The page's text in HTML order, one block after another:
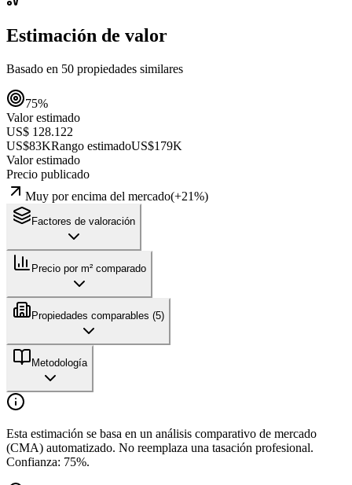
Estimación de valor
Basado en 50 propiedades similares
75%
Valor estimado
US$ 128.122
US$83KRango estimadoUS$179K
Valor estimado
Precio publicado
Muy por encima del mercado(+21%)
Factores de valoración
Precio por m² comparado
Propiedades comparables (5)
Metodología
Esta estimación se basa en un análisis comparativo de mercado
(CMA) automatizado. No reemplaza una tasación profesional.
Confianza: 75%.